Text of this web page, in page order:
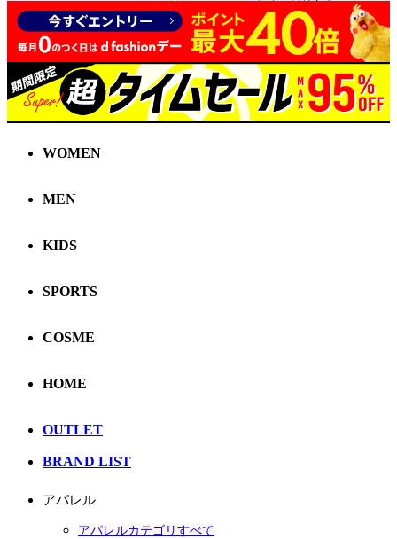
WOMEN
MEN
KIDS
SPORTS
COSME
HOME
OUTLET
BRAND LIST
アパレル
アパレルカテゴリすべて